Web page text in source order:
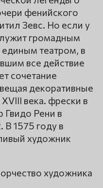
фенийского
Зевс. Но если у
громадным
театром, в
все действие
сочетание
декоративные
века. фрески в
Гвидо Рени в
В 1575 году в
художник